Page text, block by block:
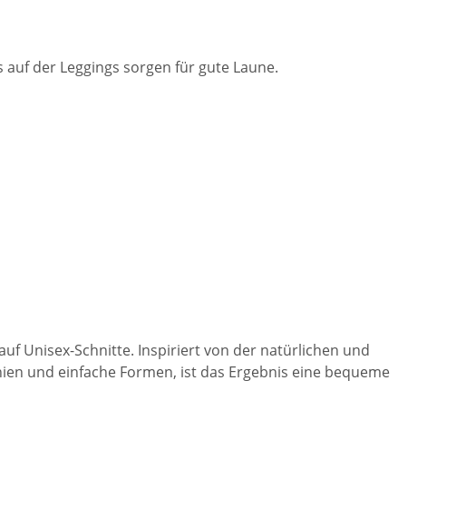
der Leggings sorgen für gute Laune.
Unisex-Schnitte. Inspiriert von der natürlichen und
und einfache Formen, ist das Ergebnis eine bequeme